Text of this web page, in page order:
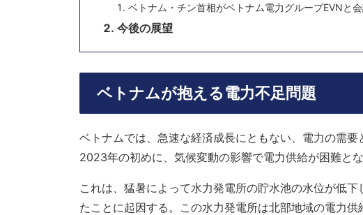
ベトナム・チン首相がベトナム電力グループEVNと
今後の展望
ベトナムが抱える電力不足問題
ベトナムでは、急速な経済成長にともない、電力の需要
2023年の初めに、気候変動の影響で電力供給が困難と
これは、猛暑によって水力発電所の貯水池の水位が低
たことに起因する。この水力発電所は北部地域の電力